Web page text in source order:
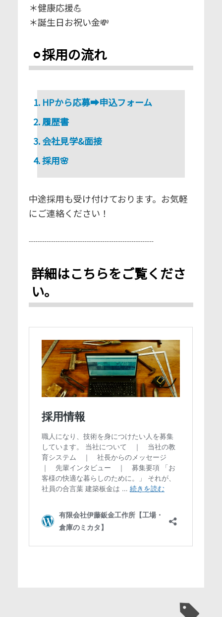
＊健康応援💪⁣
＊誕生日お祝い金💸⁣
⚪︎採用の流れ⁣
HPから応募⁣➡申込フォーム
履歴書⁣
会社見学&面接⁣
採用🌸⁣
中途採用も受け付けております。お気軽
にご連絡ください！⁣
┈┈┈┈┈┈┈┈┈┈┈┈┈┈⁣
詳細はこちらをご覧くださ
い。